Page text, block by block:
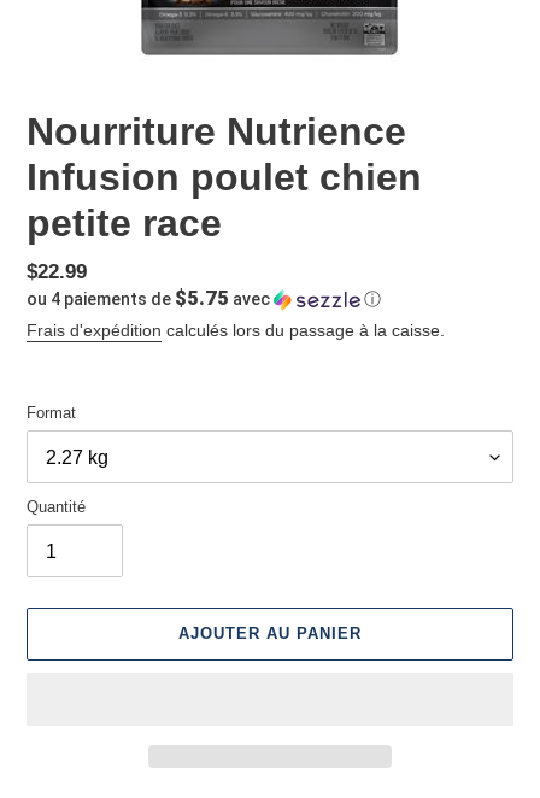
Nourriture Nutrience
Infusion poulet chien
petite race
Prix
normal
$22.99
ou 4 paiements de $5.75 avec
ⓘ
Frais d'expédition calculés lors du passage à la caisse.
Format
Quantité
AJOUTER AU PANIER